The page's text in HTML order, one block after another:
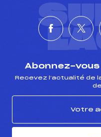
Abonnez-
Recevez l’actualité de